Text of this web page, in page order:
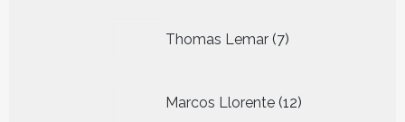
Thomas Lemar 7
producten
Marcos Llorente 12
producten